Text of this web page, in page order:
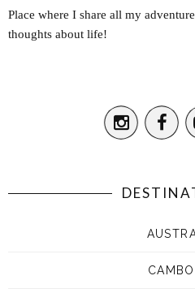
Place where I share all my
thoughts about life!